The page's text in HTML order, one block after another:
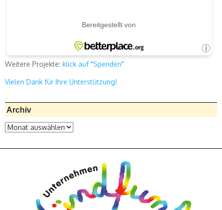
Weitere Projekte: klick auf "Spenden"
Vielen Dank für Ihre Unterstützung!
Archiv
Archiv